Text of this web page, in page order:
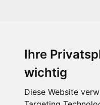
Ihre
wichtig
Diese Website
KIRCHE